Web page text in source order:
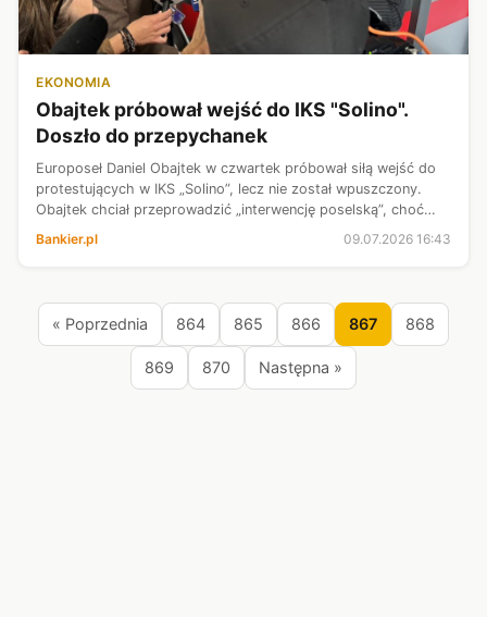
EKONOMIA
Obajtek próbował wejść do IKS "Solino".
Doszło do przepychanek
Europoseł Daniel Obajtek w czwartek próbował siłą wejść do
protestujących w IKS „Solino”, lecz nie został wpuszczony.
Obajtek chciał przeprowadzić „interwencję poselską”, choć
przepychanek z ...
Bankier.pl 09.07.2026 16:43
« Poprzednia 864 865 866 867 868
869 870 Następna »